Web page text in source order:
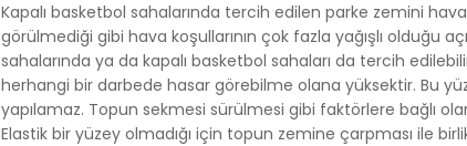
Kapalı basketbol sahalarında tercih edilen parke zemini
görülmediği gibi hava koşullarının çok fazla yağışlı olduğu
sahalarında ya da kapalı basketbol sahaları da tercih
herhangi bir darbede hasar görebilme olana yüksektir. Bu
yapılamaz. Topun sekmesi sürülmesi gibi faktörlere bağlı
Elastik bir yüzey olmadığı için topun zemine çarpması ile